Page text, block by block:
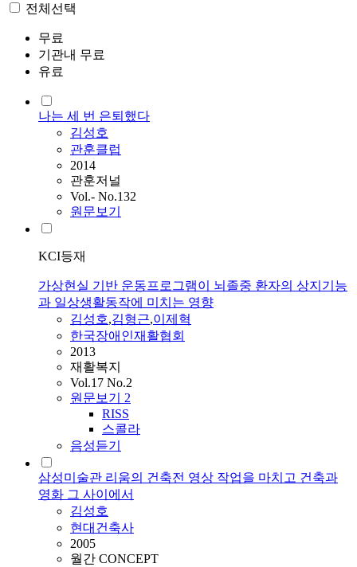
전체선택
무료
기관내 무료
유료
나는 세 번 은퇴했다
김성호
관훈클럽
2014
관훈저널
Vol.- No.132
원문보기
KCI등재
가상현실 기반 운동프로그램이 뇌졸중 환자의 상지기능
과 일상생활동작에 미치는 영향
김성호,김형근,이제혁
한국장애인재활협회
2013
재활복지
Vol.17 No.2
원문보기 2
RISS
스콜라
음성듣기
삼성미술관 리움의 건축전 영상 작업을 마치고 건축과
영화 그 사이에서
김성호
현대건축사
2005
월간 CONCEPT